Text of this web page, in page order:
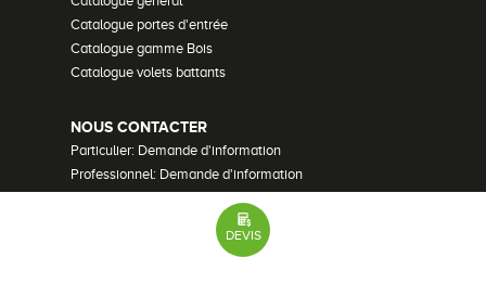
Catalogue portes d'entrée
Catalogue gamme Bois
Catalogue volets battants
NOUS CONTACTER
Particulier: Demande d'information
Professionnel: Demande d'information
DEVIS